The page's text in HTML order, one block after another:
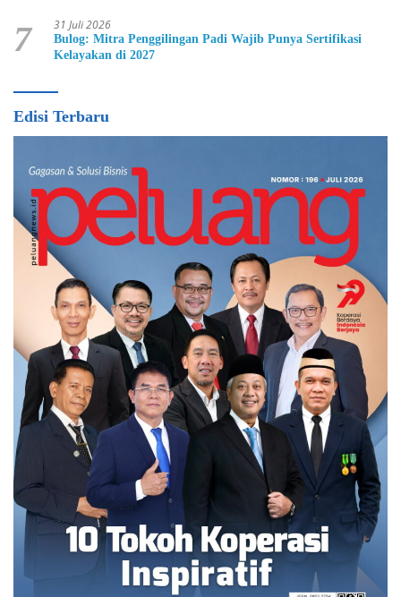
7 31 Juli 2026
Bulog: Mitra Penggilingan Padi Wajib Punya Sertifikasi
Kelayakan di 2027
Edisi Terbaru